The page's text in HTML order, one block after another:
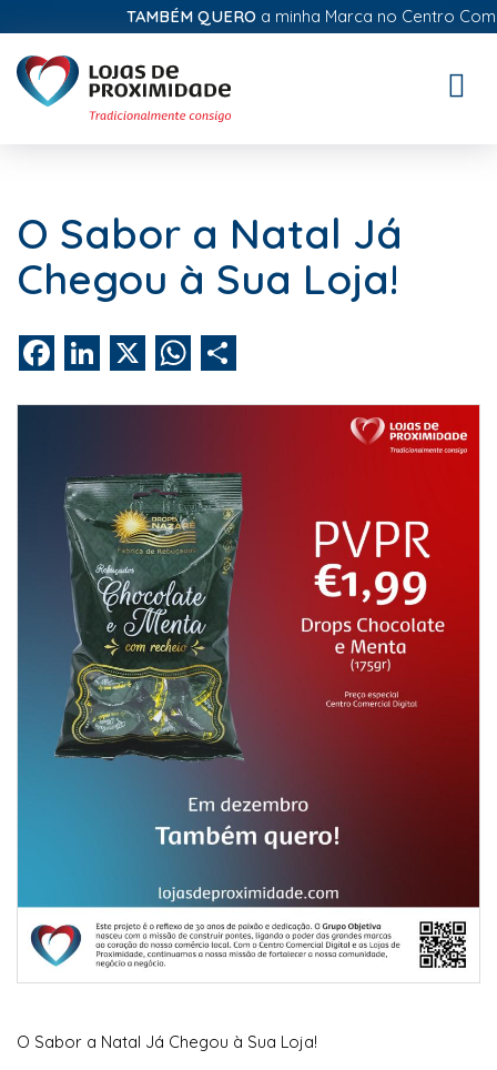
TAMBÉM QUEROa minha Marca no Centro
O Sabor a Natal Já
Chegou à Sua Loja!
FacebookLinkedIn WhatsApp
O Sabor a Natal Já Chegou à Sua Loja!